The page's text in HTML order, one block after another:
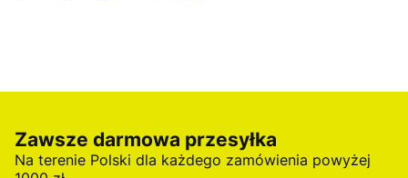
Zawsze darmowa przesyłka
Na terenie Polski dla każdego zamówienia powyżej